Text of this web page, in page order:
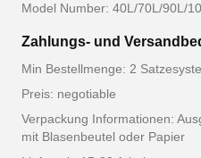
Model Number: 40L/70L/90L/
Zahlungs- und
Min Bestellmenge: 2
Preis: negotiable
Verpackung Informationen:
mit Blasenbeutel oder Papier